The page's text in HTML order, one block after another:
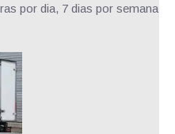
por dia, 7 dias por semana